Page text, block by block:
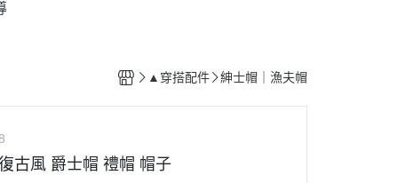
▲穿搭配件 紳士帽｜漁夫帽
古風 爵士帽 禮帽 帽子